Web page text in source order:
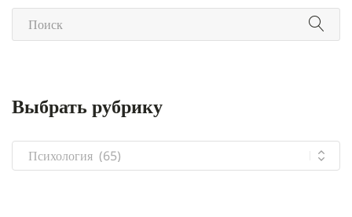
Выбрать рубрику
Выбрать
рубрику